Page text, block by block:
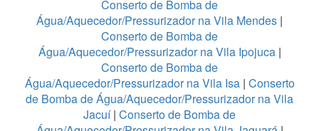
Conserto de Bomba de
Água/Aquecedor/Pressurizador na Vila Mendes |
Conserto de Bomba de
Água/Aquecedor/Pressurizador na Vila Ipojuca|
Conserto de Bomba de
Água/Aquecedor/Pressurizador na Vila Isa| Conserto
de Bomba de Água/Aquecedor/Pressurizador na Vila
Jacuí| Conserto de Bomba de